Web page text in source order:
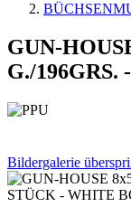
GUN-
G./
Bildergalerie